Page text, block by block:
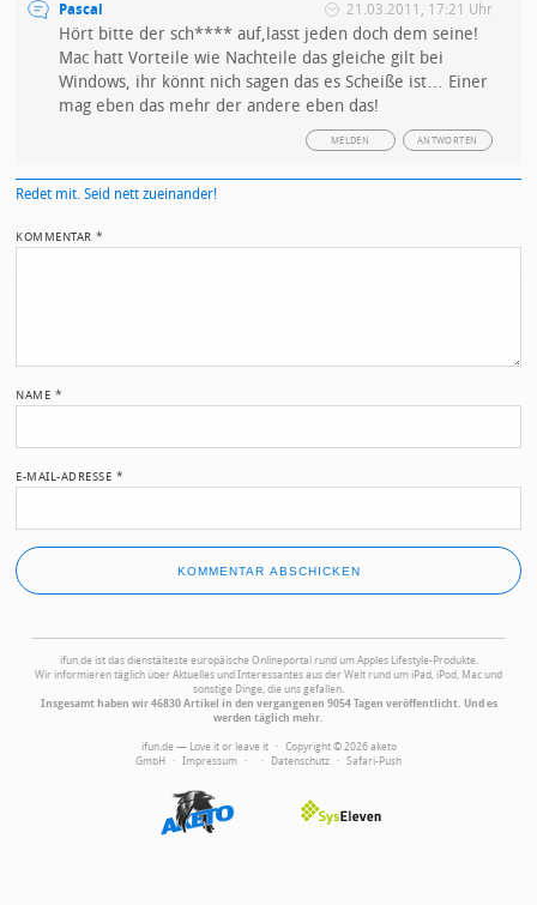
Pascal 21.03.2011, 17:21 Uhr
Hört bitte der sch**** auf,lasst jeden doch dem seine!
Mac hatt Vorteile wie Nachteile das gleiche gilt bei
Windows, ihr könnt nich sagen das es Scheiße ist… Einer
mag eben das mehr der andere eben das!
ANTWORTEN
MELDEN
Redet mit. Seid nett zueinander!
KOMMENTAR*
NAME *
E-MAIL-ADRESSE *
ifun.de ist das dienstälteste europäische Onlineportal rund um Apples Lifestyle-Produkte.
Wir informieren täglich über Aktuelles und Interessantes aus der Welt rund um iPad, iPod, Mac und
sonstige Dinge, die uns gefallen.
Insgesamt haben wir 46830 Artikel in den vergangenen 9054 Tagen veröffentlicht. Und es
werden täglich mehr.
ifun.de — Love it or leave it · Copyright © 2026 aketo
GmbH · Impressum · · Datenschutz · Safari-Push